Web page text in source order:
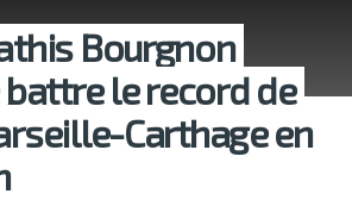
Bourgnon
le record de
Carthage en